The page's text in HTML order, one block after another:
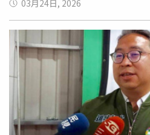
並沒有因此而踏入演藝圈，從英
後，又遠赴美國哥倫比亞大學攻
高學歷
，之後嫁給鴻霖全球運輸
育有一對雙胞胎女兒。對於生活
職，幾乎沒有公開現身的消息，
寧宴上才看到她的身影，一襲全
氣，美麗的臉龐絲毫沒變，讓人
上。
鞭策她的角色。曾負笈加拿大
的周明璟有一對子女，她也以自
媽有關係，女兒的長相通常跟父
身專業分享表示，男、女生性染
遺傳主要是與X染色體有關。洪
XY，那個X一定來自媽媽；然後
爸爸一個就來自媽媽，所以會平
周明璟順利殺進節目最後回合
「妳們這次是政大內戰囉！」。
03月24日, 2026